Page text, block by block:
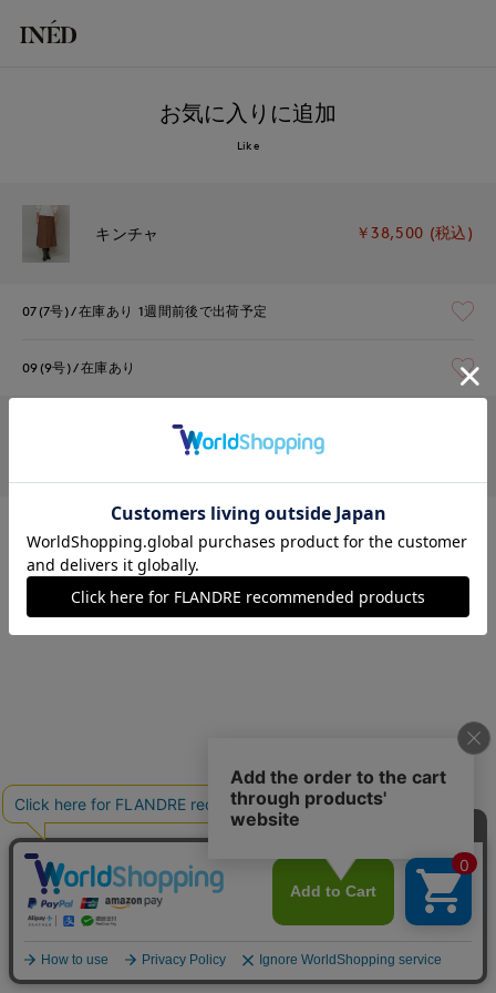
お気に入りに追加
Like
キンチャ ￥38,500 (税込)
07(7号) 在庫あり 1週間前後で出荷予定
09(9号) 在庫あり
在庫なし
09(9号) 在庫あり